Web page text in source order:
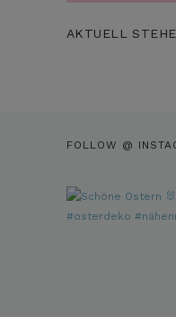
AKTUELL
FOLLOW @